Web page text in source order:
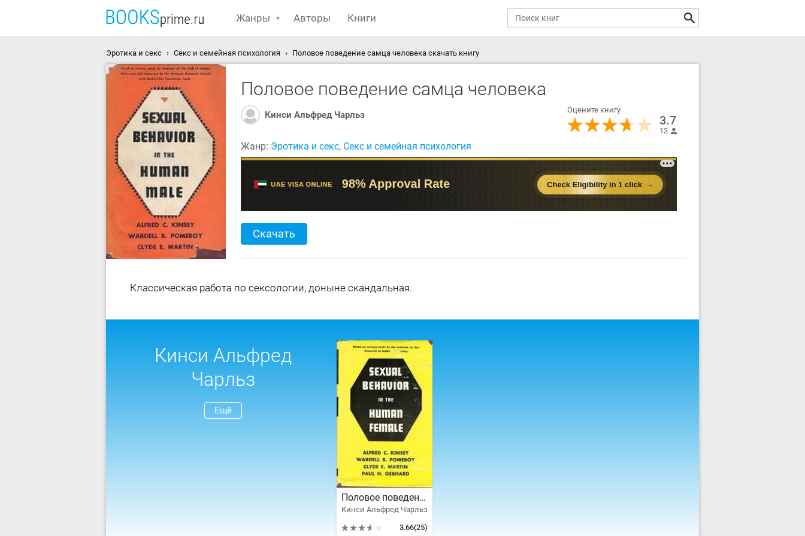
Жанры Авторы Книги
Эротика и секс Секс и семейная психология Половое поведение самца человека скачать книгу
Половое поведение самца человека
Кинси Альфред Чарльз Оцените книгу
3.7
13
Жанр: Эротика и секс, Секс и семейная психология
Скачать
Классическая работа по сексологии, доныне скандальная.
Кинси Альфред
Чарльз
Ещё
Половое поведение самки человека
Кинси Альфред Чарльз
3.66(25)